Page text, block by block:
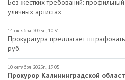
Без жёстких требований:
уличных артистах
14 октября 2025г., 10:31
Прокуратура предлагает
руб.
10 октября 2025г., 19:05
Прокурор Калининградской